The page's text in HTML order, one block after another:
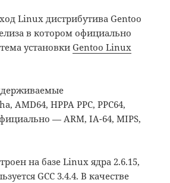
Linux дистрибутива Gentoo
в котором официально
установкиGentoo Linux
AMD64, HPPA PPC, PPC64,
— ARM, IA-64, MIPS,
на базе Linux ядра 2.6.15,
GCC 3.4.4. В качестве